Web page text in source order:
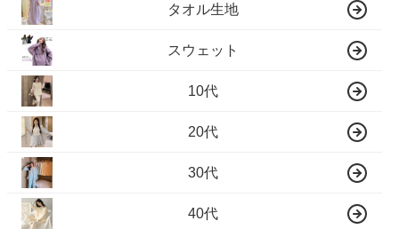
タオル生地
スウェット
10代
20代
30代
40代